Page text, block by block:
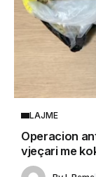
LAJME
Operacion
vjeçari me